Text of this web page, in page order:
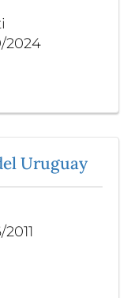
2024
Uruguay